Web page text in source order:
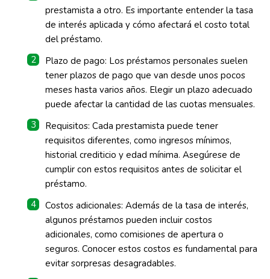
prestamista a otro. Es importante entender la tasa
de interés aplicada y cómo afectará el costo total
del préstamo.
Plazo de pago: Los préstamos personales suelen
tener plazos de pago que van desde unos pocos
meses hasta varios años. Elegir un plazo adecuado
puede afectar la cantidad de las cuotas mensuales.
Requisitos: Cada prestamista puede tener
requisitos diferentes, como ingresos mínimos,
historial crediticio y edad mínima. Asegúrese de
cumplir con estos requisitos antes de solicitar el
préstamo.
Costos adicionales: Además de la tasa de interés,
algunos préstamos pueden incluir costos
adicionales, como comisiones de apertura o
seguros. Conocer estos costos es fundamental para
evitar sorpresas desagradables.